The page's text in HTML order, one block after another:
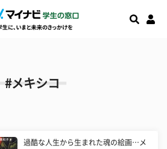
#メキシコ
過酷な人生から生まれた魂の絵画…メ